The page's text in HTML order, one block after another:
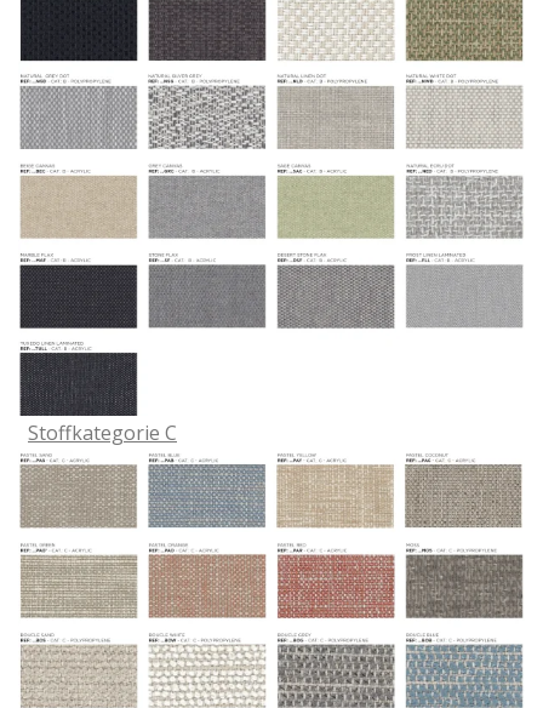
Stoffkategorie C